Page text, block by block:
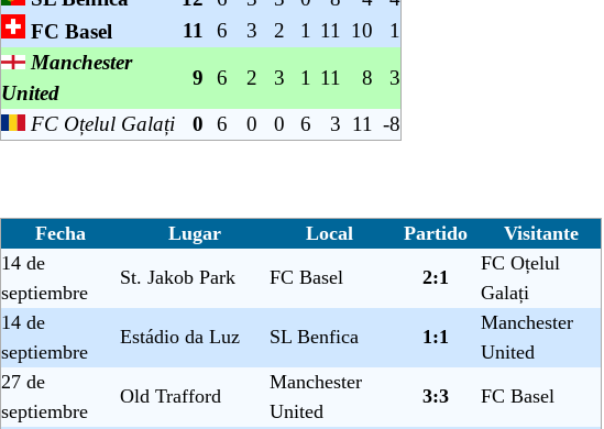
FC Basel
11 6 3 2 1 11 10
1
Manchester
United
9 6 2 3 1 11 8
3
FC Oțelul Galați
0 6 0 0 6 3 11 -8
Fecha Lugar Local Partido
Visitante
14 de
septiembre
St. Jakob Park FC Basel 2:1
FC Oțelul
Galați
14 de
septiembre
Estádio da Luz SL Benfica 1:1
Manchester
United
27 de
septiembre
Old Trafford
Manchester
United
3:3 FC Basel